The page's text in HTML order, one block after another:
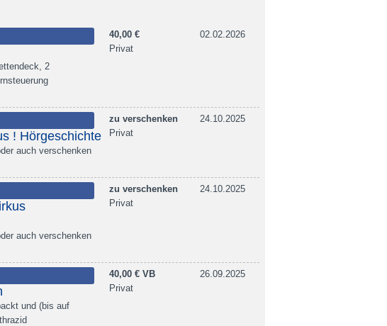
2
40,00 €
Privat
02.02.2026
! Hörgeschichte
auch verschenken
zu verschenken
Privat
24.10.2025
auch verschenken
zu verschenken
Privat
24.10.2025
und (bis auf
40,00 € VB
Privat
26.09.2025